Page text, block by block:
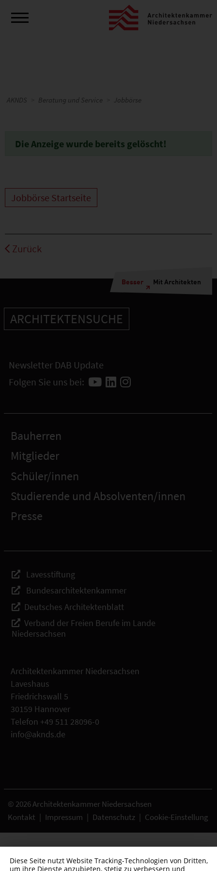
AKNDS Beratung und Service Jobbörse
Die Anzeige wurde bereits gelöscht!
Jobbörse Startseite
Zurück
Besser Mit Architekten
ARCHITEKTENSUCHE
Newsletter DAB Update
Folgen Sie uns bei:
Bauherren
Mitglieder
Schüler/innen
Studierende und Absolventen/innen
Presse
Lavesstiftung
Bundesarchitektenkammer
Deutsches Architektenblatt
Verband der Freien Berufe im Lande
Niedersachsen
Architektenkammer Niedersachsen
Laveshaus
Friedrichswall 5
30159 Hannover
Telefon +49 511 28096-0
info@aknds.de
© 2026 Architektenkammer Niedersachsen
Kontakt | Impressum | Datenschutz | Cookie-Einstellung
Diese Seite nutzt Website Tracking-Technologien von Dritten,
um ihre Dienste anzubieten, stetig zu verbessern und